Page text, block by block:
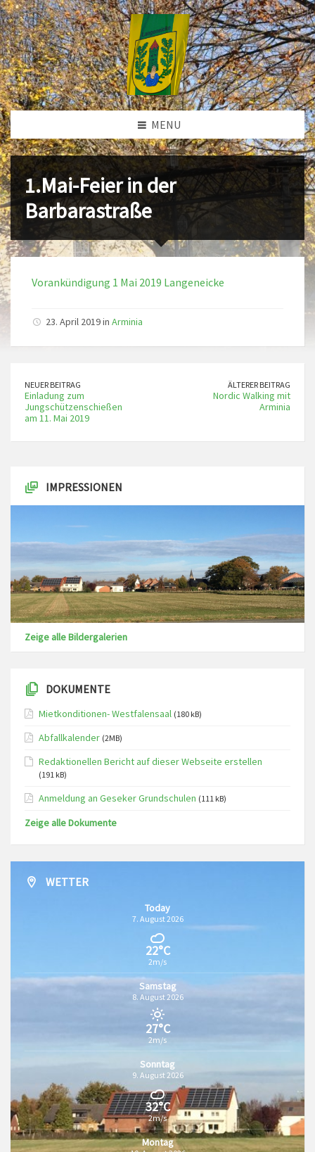
MENU
1.Mai-Feier in der
Barbarastraße
Vorankündigung 1 Mai 2019 Langeneicke
23. April 2019 in Arminia
NEUER BEITRAG
Einladung zum
Jungschützenschießen
am 11. Mai 2019
ÄLTERER BEITRAG
Nordic Walking mit
Arminia
IMPRESSIONEN
Zeige alle Bildergalerien
DOKUMENTE
Mietkonditionen- Westfalensaal (180 kB)
Abfallkalender (2MB)
Redaktionellen Bericht auf dieser Webseite erstellen
(191 kB)
Anmeldung an Geseker Grundschulen (111 kB)
Zeige alle Dokumente
WETTER
Today
7. August 2026
22°C
2m/s
Samstag
8. August 2026
27°C
2m/s
Sonntag
9. August 2026
32°C
2m/s
Montag